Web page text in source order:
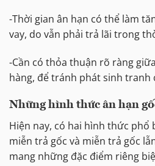
-Thời gian ân hạn có thể làm
vay, do vẫn phải trả lãi trong
-Cần có thỏa thuận rõ ràng
hàng, để tránh phát sinh tranh
Những hình thức ân hạn
Hiện nay, có hai hình thức phổ
miễn trả gốc và miễn trả gốc
mang những đặc điểm riêng